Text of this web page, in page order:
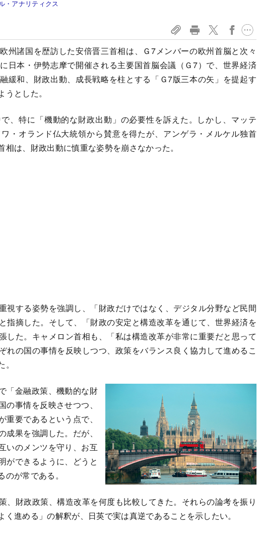
・アナリティクス
州諸国を歴訪した安倍晋三首相は、Ｇ7メンバーの欧州首脳と次々
日本・伊勢志摩で開催される主要国首脳会議（Ｇ7）で、世界経済
緩和、財政出動、成長戦略を柱とする「Ｇ7版三本の矢」を提起す
とした。
、特に「機動的な財政出動」の必要性を訴えた。しかし、マッテ
・オランド仏大統領から賛意を得たが、アンゲラ・メルケル独首
は、財政出動に慎重な姿勢を崩さなかった。
視する姿勢を強調し、「財政だけではなく、デジタル分野など民間
指摘した。そして、「財政の安定と構造改革を通じて、世界経済を
した。キャメロン首相も、「私は構造改革が非常に重要だと思って
れの国の事情を反映しつつ、政策をバランス良く協力して進めるこ
「金融政策、機動的な財
事情を反映させつつ、
要であるという点で、
果を強調した。だが、
いのメンツを守り、お互
ができるように、どうと
が常である。
、財政政策、構造改革を何度も比較してきた。それらの論考を振り
進める」の解釈が、日英で実は真逆であることを示したい。